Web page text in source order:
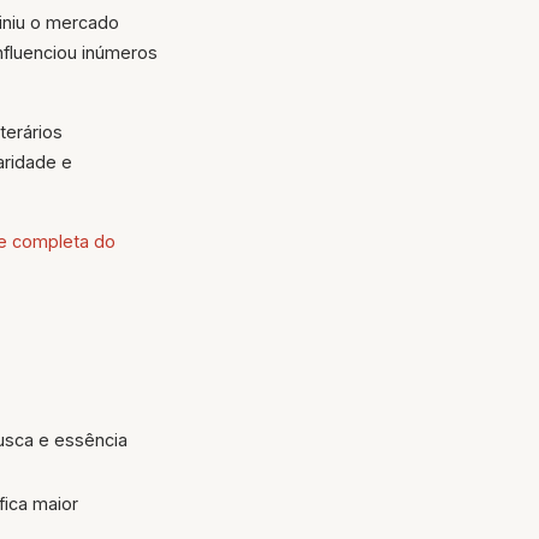
o mercado
inúmeros
e
completa do
e essência
maior